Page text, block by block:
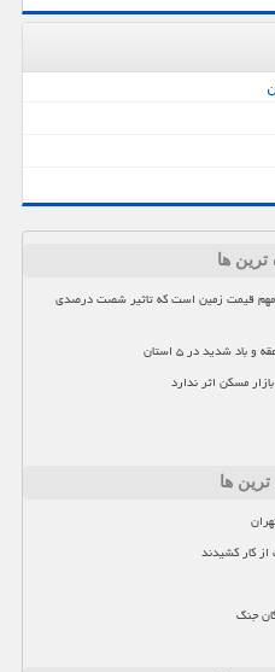
ترین ها
مهم قیمت زمین است که تاثیر شصت درصدی
شدید در ۵ استان
مسکن اثر ندارد
ها
کار کشیدند
جنگ